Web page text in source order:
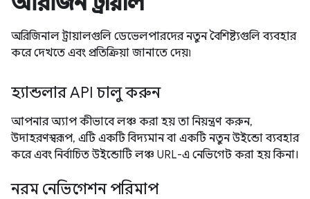
অরিজিনাল ট্রায়ালগুলি ডেভেলপারদের নতুন বৈশিষ্ট্যগুলি ব্যবহার
করে দেখতে এবং প্রতিক্রিয়া জানাতে দেয়৷
হ্যান্ডলার API চালু করুন
আপনার অ্যাপ কীভাবে লঞ্চ করা হয় তা নিয়ন্ত্রণ করুন,
উদাহরণস্বরূপ, এটি একটি বিদ্যমান বা একটি নতুন উইন্ডো ব্যবহার
করে এবং নির্বাচিত উইন্ডোটি লঞ্চ URL-এ নেভিগেট করা হয় কিনা।
নরম নেভিগেশন পরিমাপ